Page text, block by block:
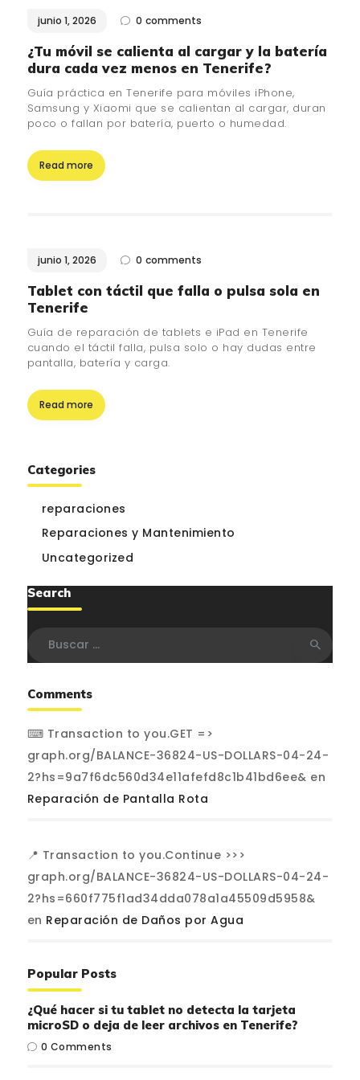
¿QUIÉNES SOMOS?
🔒 POLÍTICA DE
PRIVACIDAD
junio 1, 2026 0 comments
¿Tu móvil se calienta al cargar y la batería
dura cada vez menos en Tenerife?
Guía práctica en Tenerife para móviles iPhone,
Samsung y Xiaomi que se calientan al cargar, duran
poco o fallan por batería, puerto o humedad.
Read more
junio 1, 2026 0 comments
Tablet con táctil que falla o pulsa sola en
Tenerife
Guía de reparación de tablets e iPad en Tenerife
cuando el táctil falla, pulsa solo o hay dudas entre
pantalla, batería y carga.
Read more
Categories
reparaciones
Reparaciones y Mantenimiento
Uncategorized
Search
Comments
⌨ Transaction to you.GET =>
graph.org/BALANCE-36824-US-DOLLARS-04-24-
2?hs=9a7f6dc560d34e11afefd8c1b41bd6ee& en
Reparación de Pantalla Rota
📍 Transaction to you.Continue >>>
graph.org/BALANCE-36824-US-DOLLARS-04-24-
2?hs=660f775f1ad34dda078a1a45509d5958&
en Reparación de Daños por Agua
Popular Posts
¿Qué hacer si tu tablet no detecta la tarjeta
microSD o deja de leer archivos en Tenerife?
0 Comments